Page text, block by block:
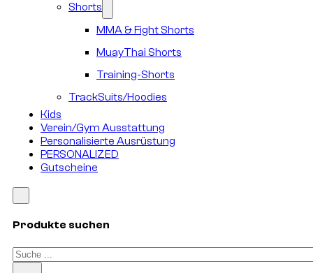
Shorts
MMA & Fight Shorts
MuayThai Shorts
Training-Shorts
TrackSuits/Hoodies
Kids
Verein/Gym Ausstattung
Personalisierte Ausrüstung
PERSONALIZED
Gutscheine
Produkte suchen
Suchen